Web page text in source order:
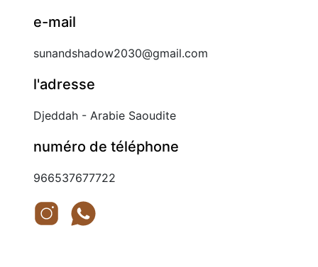
e-mail
sunandshadow2030@gmail.com
l'adresse
Djeddah - Arabie Saoudite
numéro de téléphone
966537677722